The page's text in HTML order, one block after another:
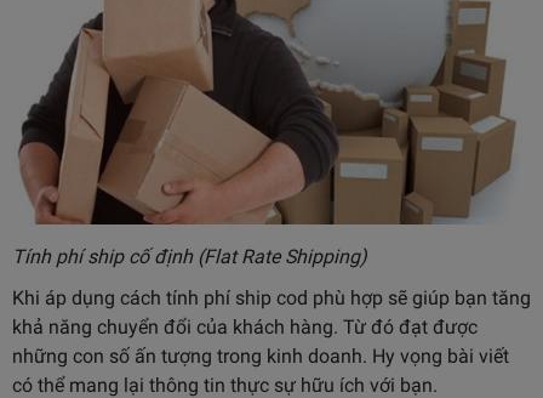
Tính phí ship cố định (Flat Rate Shipping)
Khi áp dụng cách tính phí ship cod phù hợp sẽ giúp bạn tăng
khả năng chuyển đổi của khách hàng. Từ đó đạt được
những con số ấn tượng trong kinh doanh. Hy vọng bài viết
có thể mang lại thông tin thực sự hữu ích với bạn.